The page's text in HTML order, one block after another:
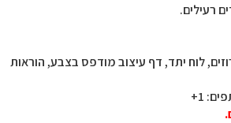
רעילים.
כוללת: 2,000 חרוזים, לוח יתד, דף עיצוב מודפס בצבע, הוראות